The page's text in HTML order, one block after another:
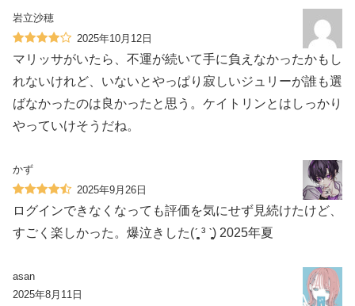
岩立沙穂
2025年10月12日
マリッサがいたら、不運が続いて手に負えなかったかもし
れないけれど、いないとやっぱり寂しいジュリーが誰も選
ばなかったのは良かったと思う。ケイトリンとはしっかり
やっていけそうだね。
かず
2025年9月26日
ログインできなくなっても評価を気にせず見続けたけど、
すごく楽しかった。爆泣きした(ˊ̥̥̥̥̥ ³ ˋ̥̥̥̥̥) 2025年夏
asan
2025年8月11日